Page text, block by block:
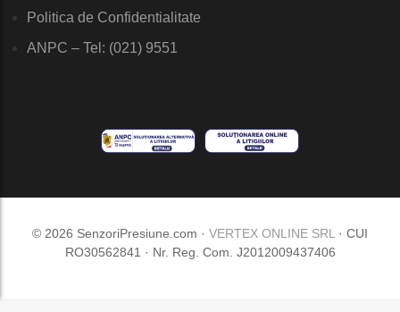
Politica de Confidentialitate
ANPC – Tel: (021) 9551
© 2026 SenzoriPresiune.com · VERTEX ONLINE SRL· CUI
RO30562841 · Nr. Reg. Com. J2012009437406